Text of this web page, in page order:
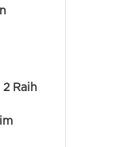
2 Raih